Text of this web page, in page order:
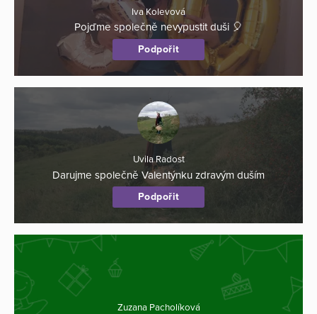
Iva Kolevová
Pojďme společně nevypustit duši 🎈
Podpořit
Uvila Radost
Darujme společně Valentýnku zdravým duším
Podpořit
Zuzana Pacholíková